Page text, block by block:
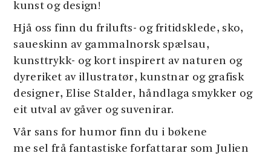
kunst og design!
Hjå oss finn du frilufts- og fritidsklede, sko,
saueskinn av gammalnorsk spælsau,
kunsttrykk- og kort inspirert av naturen og
dyreriket av illustratør, kunstnar og grafisk
designer, Elise Stalder, håndlaga smykker og
eit utval av gåver og suvenirar.
Vår sans for humor finn du i bøkene
me sel frå fantastiske forfattarar som Julien